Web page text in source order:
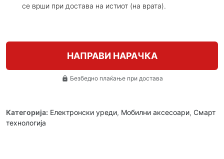
се врши при достава на истиот (на врата).
НАПРАВИ НАРАЧКА
lock Безбедно плаќање при достава
Категорија: Електронски уреди, Мобилни аксесоари, Смарт
технологија